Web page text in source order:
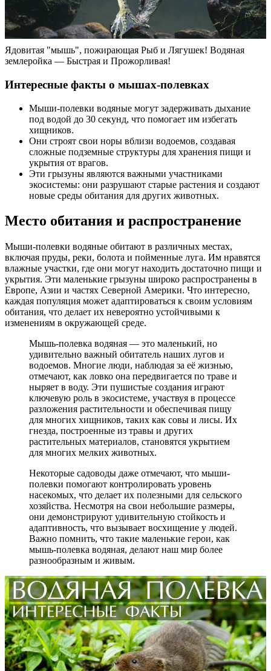
Ядовитая "мышь", пожирающая Рыб и Лягушек! Водяная
землеройка — Быстрая и Прожорливая!
Интересные факты о мышах-полевках
Мыши-полевки водяные могут задерживать дыхание
под водой до 30 секунд, что помогает им избегать
хищников.
Они строят свои норы вблизи водоемов, создавая
сложные подземные структуры для хранения пищи и
укрытия от врагов.
Эти грызуны являются важными участниками
экосистемы: они разрушают старые растения и создают
новые среды обитания для других животных.
Место обитания и распространение
Мыши-полевки водяные обитают в различных местах,
включая пруды, реки, болота и пойменные луга. Им нравятся
влажные участки, где они могут находить достаточно пищи и
укрытия. Эти маленькие грызуны широко распространены в
Европе, Азии и частях Северной Америки. Что интересно,
каждая популяция может адаптироваться к своим условиям
обитания, что делает их невероятно устойчивыми к
изменениям в окружающей среде.
Мышь-полевка водяная — это маленький, но
удивительно важный обитатель наших лугов и
водоемов. Многие люди, наблюдая за её жизнью,
отмечают, как ловко она передвигается по траве и
ныряет в воду. Эти пушистые создания играют
ключевую роль в экосистеме, участвуя в процессе
разложения растительности и обеспечивая пищу
для многих хищников, таких как совы и лисы. Их
гнезда, построенные из травы и других
растительных материалов, становятся укрытием
для многих мелких животных.
Некоторые садоводы даже отмечают, что мыши-
полевки помогают контролировать уровень
насекомых, что делает их полезными для сельского
хозяйства. Несмотря на свои небольшие размеры,
они демонстрируют удивительную стойкость и
адаптивность, что вызывает восхищение у людей.
Важно помнить, что такие маленькие герои, как
мышь-полевка водяная, делают наш мир более
разнообразным и живым.